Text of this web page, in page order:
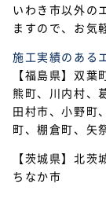
いわき市以外の
ますので、お気
施工実績のある
【福島県】双
熊町、川内村、
田村市、小野町
町、棚倉町、矢
【茨城県】北
ちなか市